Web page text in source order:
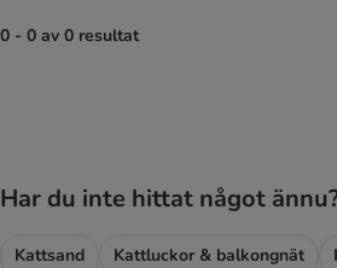
0 - 0 av 0 resultat
Har du inte hittat något
Kattsand Kattluckor & balkongnät